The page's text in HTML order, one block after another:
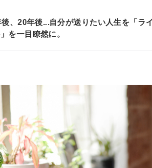
後、20年後...自分が送りたい人生を「ラ
を一目瞭然に。